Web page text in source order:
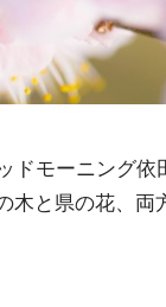
ドモーニング依
木と県の花、両